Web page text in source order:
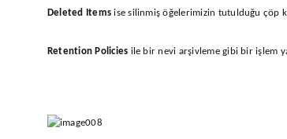
Deleted Items ise silinmiş öğelerimizin tutulduğu çöp
Retention Policies ile bir nevi arşivleme gibi bir işlem